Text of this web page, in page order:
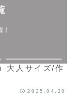
大人サイズ/作
2025.04.30